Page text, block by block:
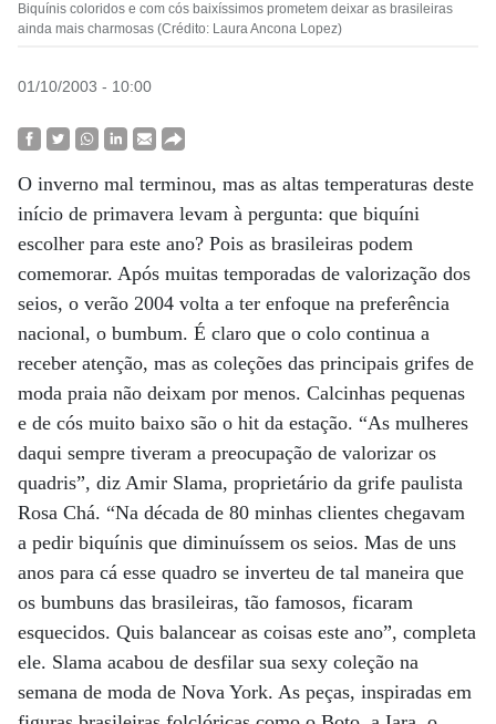
Biquínis coloridos e com cós baixíssimos prometem deixar as brasileiras
ainda mais charmosas (Crédito: Laura Ancona Lopez)
01/10/2003 - 10:00
O inverno mal terminou, mas as altas temperaturas deste
início de primavera levam à pergunta: que biquíni
escolher para este ano? Pois as brasileiras podem
comemorar. Após muitas temporadas de valorização dos
seios, o verão 2004 volta a ter enfoque na preferência
nacional, o bumbum. É claro que o colo continua a
receber atenção, mas as coleções das principais grifes de
moda praia não deixam por menos. Calcinhas pequenas
e de cós muito baixo são o hit da estação. “As mulheres
daqui sempre tiveram a preocupação de valorizar os
quadris”, diz Amir Slama, proprietário da grife paulista
Rosa Chá. “Na década de 80 minhas clientes chegavam
a pedir biquínis que diminuíssem os seios. Mas de uns
anos para cá esse quadro se inverteu de tal maneira que
os bumbuns das brasileiras, tão famosos, ficaram
esquecidos. Quis balancear as coisas este ano”, completa
ele. Slama acabou de desfilar sua sexy coleção na
semana de moda de Nova York. As peças, inspiradas em